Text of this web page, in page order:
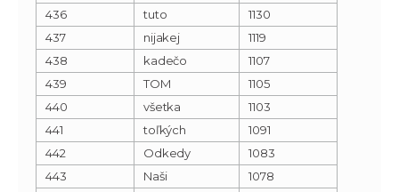
436 tuto
1130
437
nijakej
1119
438
kadečo
1107
439
TOM
1105
440
všetka
1103
441
toľkých
1091
442
Odkedy
1083
443
Naši
1078